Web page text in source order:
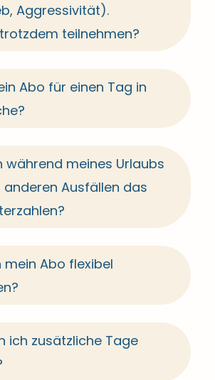
Aggressivität).
teilnehmen?
Abo für einen Tag in
während meines Urlaubs
Ausfällen das
mein Abo flexibel
ich zusätzliche Tage